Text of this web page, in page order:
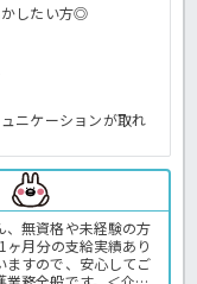
したい方◎
ニケーションが取れ
、無資格や未経験の方
月分の支給実績あり
すので、安心してご